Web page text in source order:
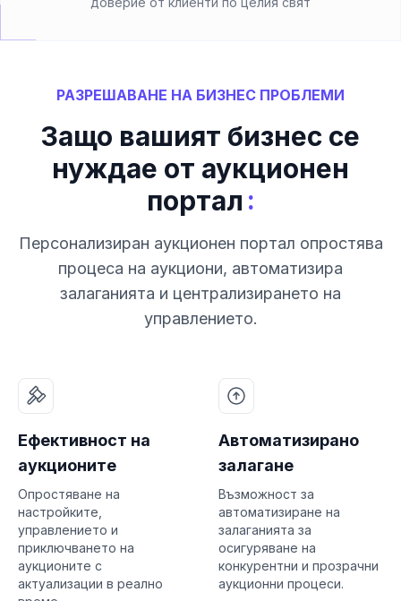
РАЗРЕШАВАНЕ НА БИЗНЕС ПРОБЛЕМИ
Защо вашият бизнес се
нуждае от аукционен
портал :
Персонализиран аукционен портал опростява
процеса на аукциони, автоматизира
залаганията и централизирането на
управлението.
Ефективност на
аукционите
Опростяване на
настройките,
управлението и
приключването на
аукционите с
актуализации в реално
Автоматизирано
залагане
Възможност за
автоматизиране на
залаганията за
осигуряване на
конкурентни и прозрачни
аукционни процеси.